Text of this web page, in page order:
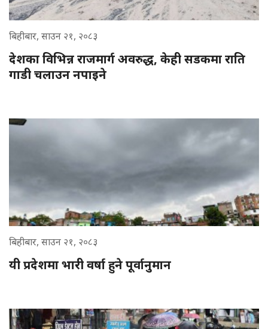
बिहीबार, साउन २१, २०८३
देशका विभिन्न राजमार्ग अवरुद्ध, केही सडकमा राति
गाडी चलाउन नपाइने
बिहीबार, साउन २१, २०८३
यी प्रदेशमा भारी वर्षा हुने पूर्वानुमान